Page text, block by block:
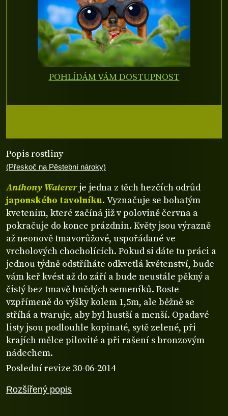
Rozšířený popis
Popis rostliny
(Přeskoč na Pěstební nároky)
Anthony Watererje jedna z těch hezčích odrůd
japonského tavolníku. Vyznačuje se bohatým
kvetením, které začíná již v polovině června a
pokračuje do konce prázdnin. Květy jsou výrazně
až neonově tmavorůžové, uspořádané ve
vrcholových chocholících. Pokud si dáte tu práci a
jednou týdně odstříháte odkvetlá květenství, bude
vám keř kvést až do září a bude neustále pěkný a
čistý bez tmavě hnědých semeníků. Roste
vzpřímeně do výšky kolem 1,5m, ale běžně se
stříhá a tvaruje, aby byl hustší a menší. Opadavé
listy jsou podlouhle kopinaté, sytě zelené, při
krajích mělce pilovité a při rašení s bronzovým
nádechem.
Poslední revize 30-06-2014
POHLÍDÁM VÁM DOSTUPNOST